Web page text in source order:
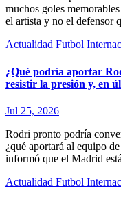
muchos goles
el artista y no el defensor
Actualidad Futbol
¿Qué podría aportar
resistir la presión y, en
Jul 25, 2026
Rodri pronto podría
¿qué aportará al equipo
informó que el Madrid
Actualidad Futbol